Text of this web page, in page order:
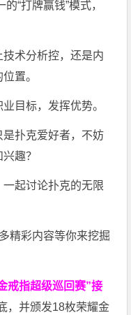
“打牌赢钱”模式，
术分析控，还是内
置。
目标，发挥优势。
扑克爱好者，不妨
趣？
起讨论扑克的无限
精彩内容等你来挖掘
戒指超级巡回赛”接
，并颁发18枚荣耀金